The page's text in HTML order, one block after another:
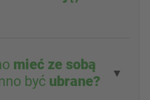
mieć ze sobą
być ubrane? ▼